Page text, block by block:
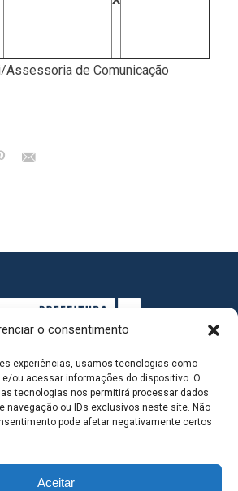
o consentimento
experiências, usamos tecnologias como
ou acessar informações do dispositivo. O
tecnologias nos permitirá processar dados
navegação ou IDs exclusivos neste site. Não
pode afetar negativamente certos
Aceitar
Assessoria de Comunicação